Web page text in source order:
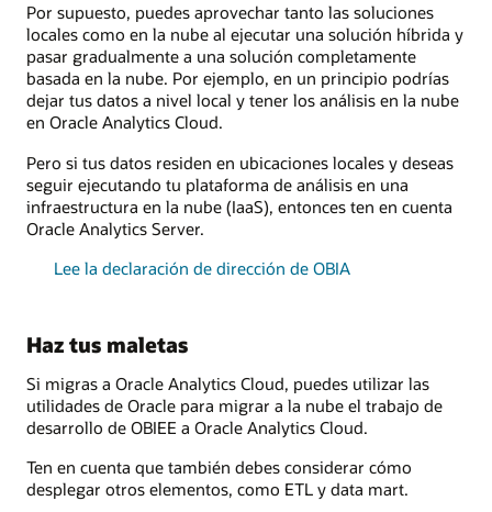
Por supuesto, puedes aprovechar tanto las soluciones
locales como en la nube al ejecutar una solución híbrida y
pasar gradualmente a una solución completamente
basada en la nube. Por ejemplo, en un principio podrías
dejar tus datos a nivel local y tener los análisis en la nube
en Oracle Analytics Cloud.
Pero si tus datos residen en ubicaciones locales y deseas
seguir ejecutando tu plataforma de análisis en una
infraestructura en la nube (IaaS), entonces ten en cuenta
Oracle Analytics Server.
Lee la declaración de dirección de OBIA
Haz tus maletas
Si migras a Oracle Analytics Cloud, puedes utilizar las
utilidades de Oracle para migrar a la nube el trabajo de
desarrollo de OBIEE a Oracle Analytics Cloud.
Ten en cuenta que también debes considerar cómo
desplegar otros elementos, como ETL y data mart.